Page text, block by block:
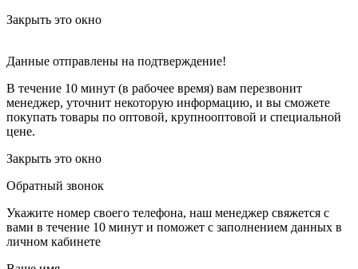
Закрыть это окно
Данные отправлены на подтверждение!
В течение 10 минут (в рабочее время) вам перезвонит
менеджер, уточнит некоторую информацию, и вы сможете
покупать товары по оптовой, крупнооптовой и специальной
цене.
Закрыть это окно
Обратный звонок
Укажите номер своего телефона, наш менеджер свяжется с
вами в течение 10 минут и поможет с заполнением данных в
личном кабинете